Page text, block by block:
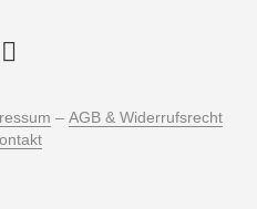
– AGB & Widerrufsrecht